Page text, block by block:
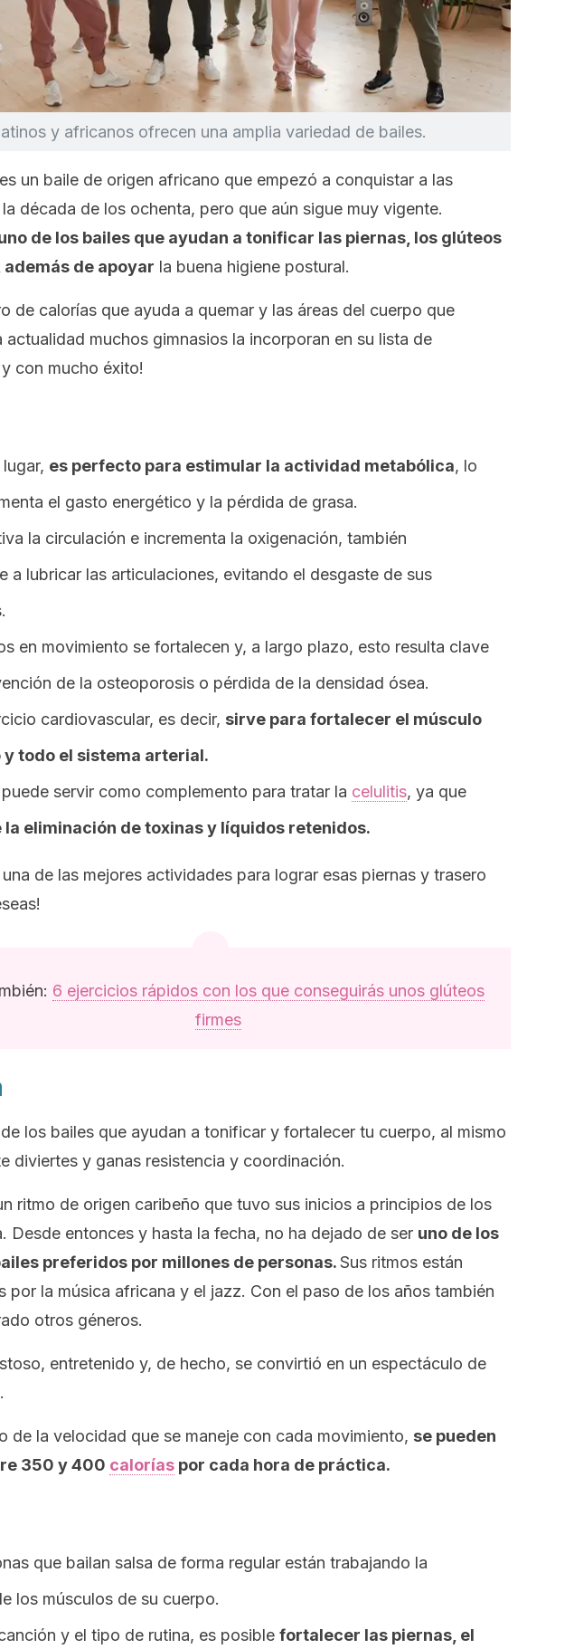
y africanos ofrecen una amplia variedad de bailes.
es un baile de origen africano que empezó a conquistar a las
década de los ochenta, pero que aún sigue muy vigente.
de los bailes que ayudan a tonificar las piernas, los glúteos
de apoyar la buena higiene postural.
de calorías que ayuda a quemar y las áreas del cuerpo que
actualidad muchos gimnasios la incorporan en su lista de
con mucho éxito!
es perfecto para estimular la actividad metabólica, lo
el gasto energético y la pérdida de grasa.
la circulación e incrementa la oxigenación, también
a lubricar las articulaciones, evitando el desgaste de sus
en movimiento se fortalecen y, a largo plazo, esto resulta clave
de la osteoporosis o pérdida de la densidad ósea.
cardiovascular, es decir, sirve para fortalecer el músculo
todo el sistema arterial.
servir como complemento para tratar la celulitis, ya que
eliminación de toxinas y líquidos retenidos.
una de las mejores actividades para lograr esas piernas y trasero
6 ejercicios rápidos con los que conseguirás unos glúteos
firmes
los bailes que ayudan a tonificar y fortalecer tu cuerpo, al mismo
diviertes y ganas resistencia y coordinación.
ritmo de origen caribeño que tuvo sus inicios a principios de los
Desde entonces y hasta la fecha, no ha dejado de ser uno de los
preferidos por millones de personas.Sus ritmos están
por la música africana y el jazz. Con el paso de los años también
otros géneros.
entretenido y, de hecho, se convirtió en un espectáculo de
de la velocidad que se maneje con cada movimiento, se pueden
350 y 400 calorías por cada hora de práctica.
que bailan salsa de forma regular están trabajando la
los músculos de su cuerpo.
y el tipo de rutina, es posible fortalecer las piernas, el